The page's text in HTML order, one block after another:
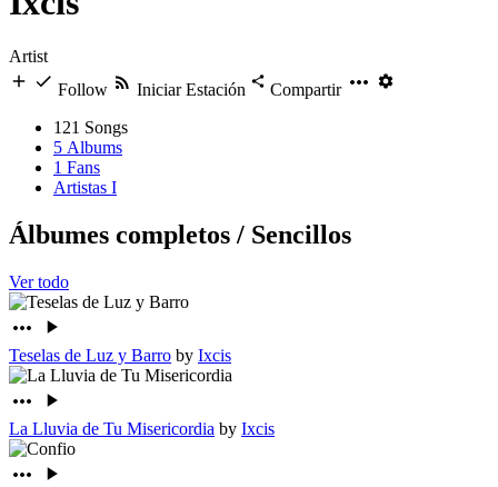
Artist
Follow
Iniciar Estación
Compartir
121 Songs
5 Albums
1 Fans
Artistas I
Álbumes completos / Sencillos
Ver todo
Teselas de Luz y Barro by Ixcis
La Lluvia de Tu Misericordia by Ixcis